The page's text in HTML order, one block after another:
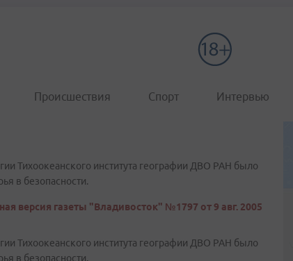
Происшествия Спорт Интервью
Тихоокеанского института географии ДВО РАН было
в безопасности.
версия газеты "Владивосток" №1797 от 9 авг. 2005
Тихоокеанского института географии ДВО РАН было
в безопасности.